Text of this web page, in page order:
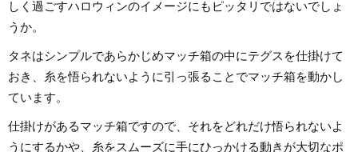
しく過ごすハロウィンのイメージにもピッタリではないでしょ
うか。
タネはシンプルであらかじめマッチ箱の中にテグスを仕掛けて
おき、糸を悟られないように引っ張ることでマッチ箱を動かし
ています。
仕掛けがあるマッチ箱ですので、それをどれだけ悟られないよ
うにするかや、糸をスムーズに手にひっかける動きが大切なポ